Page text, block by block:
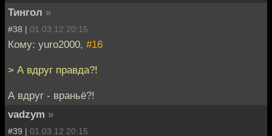
Тингол »
#38 | 01.03.12 20:15
Кому: yuro2000, #16
> А вдруг правда?!
А вдруг - враньё?!
vadzym »
#39 | 01.03.12 20:15